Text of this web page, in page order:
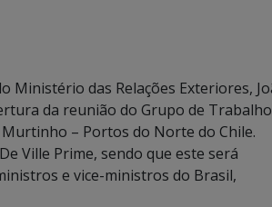
Ministério das Relações Exteriores,
da reunião do Grupo de Trabalho
– Portos do Norte do Chile.
Ville Prime, sendo que este será
e vice-ministros do Brasil,